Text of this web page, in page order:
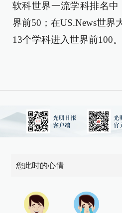
软科世界一流学科排名
界前50；在US.News世界
13个学科进入世界前100。
您此时的心情